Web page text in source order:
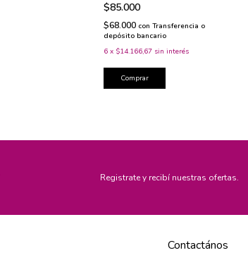
$85.000
$68.000 con Transferencia o
depósito bancario
6 x $14.166,67 sin interés
Comprar
Registrate y recibí nuestras ofertas.
Contactános